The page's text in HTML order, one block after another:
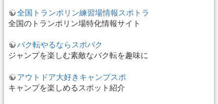
全国トランポリン練習場情報スポトラ
全国のトランポリン場特化情報サイト
バク転やるならスポバク
ジャンプを楽しむ素敵なバク転を趣味に
アウトドア大好きキャンプスポ
キャンプを楽しめるスポット紹介